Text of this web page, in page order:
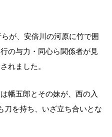
が、安倍川の河原に竹で囲
の与力・同心ら関係者が見
れました。
幡五郎とその妹が、西の入
刀を持ち、いざ立ち合いとな